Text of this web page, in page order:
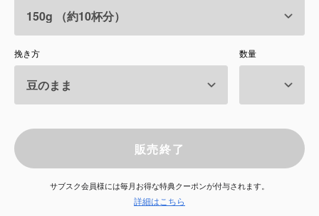
お知らせ
よくある質問
店舗情報
挽き方 数量
販売終了
サブスク会員様には毎月お得な特典クーポンが付与されます。
詳細はこちら